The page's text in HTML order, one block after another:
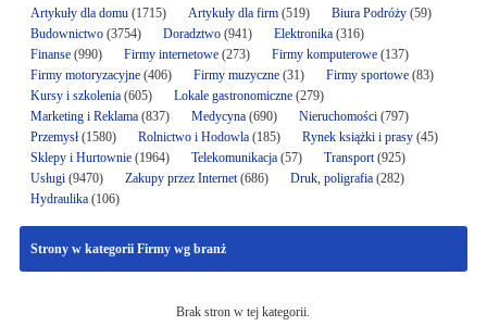
Artykuły dla domu(1715) Artykuły dla firm(519) Biura Podróży(59)
Budownictwo(3754) Doradztwo(941) Elektronika (316)
Finanse(990) Firmy internetowe (273) Firmy komputerowe(137)
Firmy motoryzacyjne(406) Firmy muzyczne(31) Firmy sportowe(83)
Kursy i szkolenia(605) Lokale gastronomiczne(279)
Marketing i Reklama(837) Medycyna(690) Nieruchomości(797)
Przemysł(1580) Rolnictwo i Hodowla(185) Rynek książki i prasy(45)
Sklepy i Hurtownie(1964) Telekomunikacja(57) Transport(925)
Usługi(9470) Zakupy przez Internet(686) Druk, poligrafia(282)
Hydraulika(106)
Strony w kategorii Firmy wg branż
Brak stron w tej kategorii.